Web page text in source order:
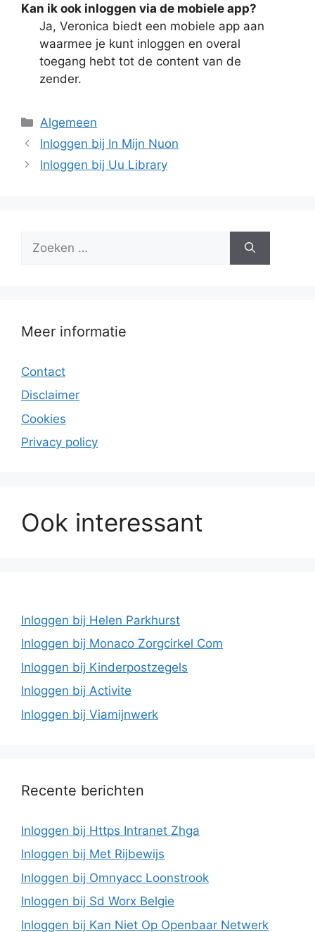
Kan ik ook inloggen via de mobiele app?
Ja, Veronica biedt een mobiele app aan
waarmee je kunt inloggen en overal
toegang hebt tot de content van de
zender.
Categorieën
Algemeen
Inloggen bij In Mijn Nuon
Inloggen bij Uu Library
naar:
Meer informatie
Contact
Disclaimer
Cookies
Privacy policy
Ook interessant
Inloggen bij Helen Parkhurst
Inloggen bij Monaco Zorgcirkel Com
Inloggen bij Kinderpostzegels
Inloggen bij Activite
Inloggen bij Viamijnwerk
Recente berichten
Inloggen bij Https Intranet Zhga
Inloggen bij Met Rijbewijs
Inloggen bij Omnyacc Loonstrook
Inloggen bij Sd Worx Belgie
Inloggen bij Kan Niet Op Openbaar Netwerk